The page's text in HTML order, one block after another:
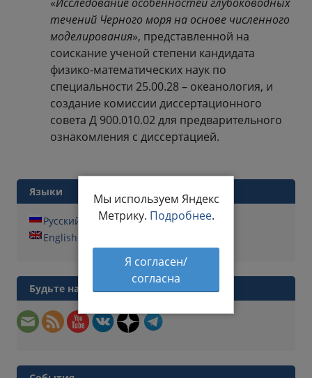
течений Черного моря на основе численного
моделирования», представленной на
соискание ученой степени кандидата
физико-математических наук по
специальности 25.00.28 – океанология, и
создание комиссии диссертационного
совета Д 900.010.02 для предварительного
ознакомления с диссертацией.
Языки
Русский
English
Будьте на связи
Мы используем Яндекс
Метрику. Подробнее.
Я согласен/
согласна